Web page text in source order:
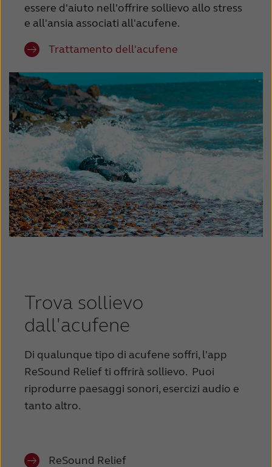
essere d'aiuto nell'offrire sollievo allo stress
e all'ansia associati all'acufene.
Trattamento dell'acufene
Trova sollievo
dall'acufene
Di qualunque tipo di acufene soffri, l'app
ReSound Relief ti offrirà sollievo. Puoi
riprodurre paesaggi sonori, esercizi audio e
tanto altro.
ReSound Relief